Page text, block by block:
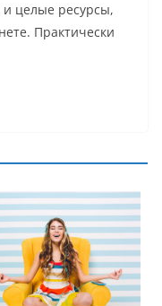
целые ресурсы,
Практически